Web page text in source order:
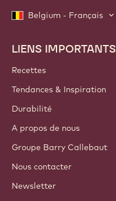
Belgium - Français
Footer
Callebaut
LIENS IMPORTANTS
Recettes
Tendances & Inspiration
Durabilité
A propos de nous
Groupe Barry Callebaut
Nous contacter
Newsletter